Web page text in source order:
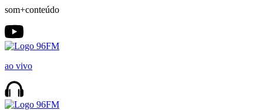
som+conteúdo
ao vivo